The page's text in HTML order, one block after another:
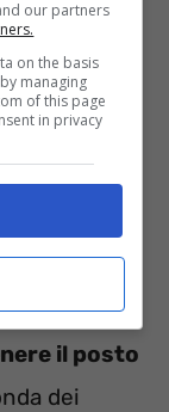
il posto
dei
our partners
on the basis
managing
of this page
in privacy